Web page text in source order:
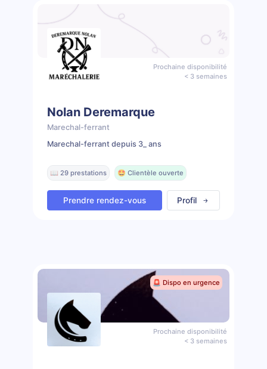
Prochaine disponibilité
< 3 semaines
Nolan Deremarque
Marechal-ferrant
Marechal-ferrant depuis 3_ ans
📖 29 prestations 🤩 Clientèle ouverte
Prendre rendez-vous Profil
🚨 Dispo en urgence
Prochaine disponibilité
< 3 semaines